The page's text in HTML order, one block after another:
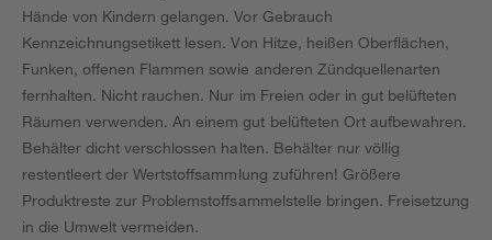
Hände von Kindern gelangen. Vor Gebrauch
Kennzeichnungsetikett lesen. Von Hitze, heißen Oberflächen,
Funken, offenen Flammen sowie anderen Zündquellenarten
fernhalten. Nicht rauchen. Nur im Freien oder in gut belüfteten
Räumen verwenden. An einem gut belüfteten Ort aufbewahren.
Behälter dicht verschlossen halten. Behälter nur völlig
restentleert der Wertstoffsammlung zuführen! Größere
Produktreste zur Problemstoffsammelstelle bringen. Freisetzung
in die Umwelt vermeiden.